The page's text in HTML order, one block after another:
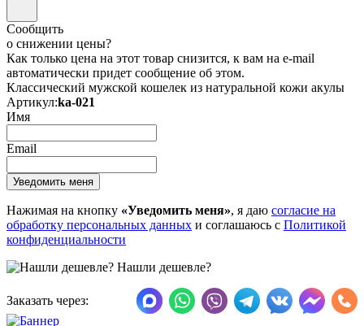
Сообщить
о снижении цены?
Как только цена на этот товар снизится, к вам на e-mail
автоматически придет сообщение об этом.
Классический мужской кошелек из натуральной кожи акулы
Артикул:ka-021
Имя
Email
Нажимая на кнопку «Уведомить меня», я даю согласие на
обработку персональных данных и соглашаюсь с Политикой
конфиденциальности
Нашли дешевле?
Заказать через: